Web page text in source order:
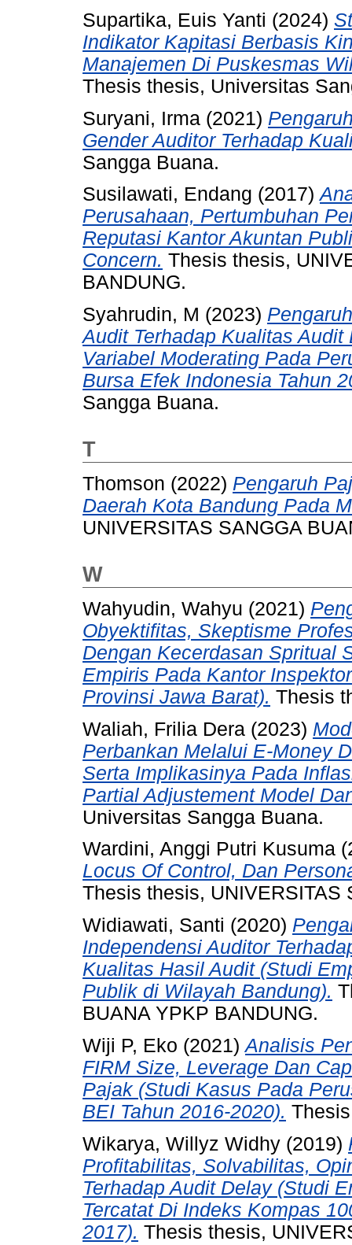
Supartika, Euis Yanti (2024)
Indikator Kapitasi Berbasis
Manajemen Di Puskesmas
Thesis thesis, Universitas
Suryani, Irma (2021)
Gender Auditor Terhadap
Sangga Buana.
Susilawati, Endang (2017)
Perusahaan, Pertumbuhan
Reputasi Kantor Akuntan
Concern. Thesis thesis,
BANDUNG.
Syahrudin, M (2023)
Audit Terhadap Kualitas
Variabel Moderating Pada
Bursa Efek Indonesia Tahun
Sangga Buana.
T
Thomson (2022) Pengaruh
Daerah Kota Bandung Pada
UNIVERSITAS SANGGA
W
Wahyudin, Wahyu (2021)
Obyektifitas, Skeptisme
Dengan Kecerdasan Spritual
Empiris Pada Kantor
Provinsi Jawa Barat). Thesis
Waliah, Frilia Dera (2023)
Perbankan Melalui E-Money
Serta Implikasinya Pada
Partial Adjustement Model
Universitas Sangga Buana.
Wardini, Anggi Putri Kusuma
Locus Of Control, Dan
Thesis thesis, UNIVERSITAS
Widiawati, Santi (2020)
Independensi Auditor
Kualitas Hasil Audit (Studi
Publik di Wilayah Bandung).
BUANA YPKP BANDUNG.
Wiji P, Eko (2021)Analisis
FIRM Size, Leverage Dan
Pajak (Studi Kasus Pada
BEI Tahun 2016-2020).
Wikarya, Willyz Widhy (2019)
Profitabilitas, Solvabilitas,
Terhadap Audit Delay (Studi
Tercatat Di Indeks Kompas
2017). Thesis thesis,